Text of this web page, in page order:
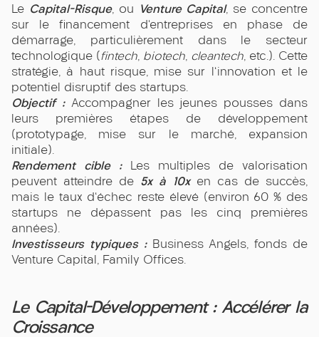
Le Capital-Risque, ou Venture Capital, se concentre
sur le financement d’entreprises en phase de
démarrage, particulièrement dans le secteur
technologique (fintech, biotech, cleantech, etc.). Cette
stratégie, à haut risque, mise sur l'innovation et le
potentiel disruptif des startups.
Objectif :Accompagner les jeunes pousses dans
leurs premières étapes de développement
(prototypage, mise sur le marché, expansion
initiale).
Rendement cible :Les multiples de valorisation
peuvent atteindre de 5x à 10xen cas de succès,
mais le taux d'échec reste élevé (environ 60 % des
startups ne dépassent pas les cinq premières
années).
Investisseurs typiques :Business Angels, fonds de
Venture Capital, Family Offices.
Le Capital-Développement : Accélérer la
Croissance